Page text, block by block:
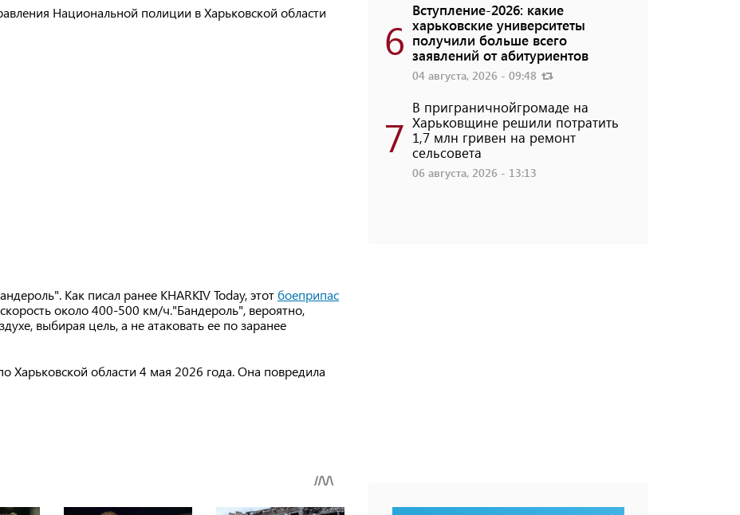
Национальной полиции в Харьковской области
Как писал ранее KHARKIV Today, этот боеприпас
около 400-500 км/ч."Бандероль", вероятно,
выбирая цель, а не атаковать ее по заранее
Харьковской области 4 мая 2026 года. Она повредила
6
Вступление-2026: какие
харьковские университеты
получили больше всего
заявлений от абитуриентов
04 августа, 2026 - 09:48
7
В приграничнойгромаде на
Харьковщине решили потратить
1,7 млн ​​гривен на ремонт
сельсовета
06 августа, 2026 - 13:13